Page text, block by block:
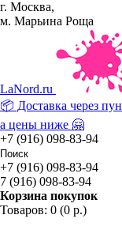
г. Москва,
м. Марьина Роща
LaNord.ru
📦 Доставка через
а цены ниже 🤗
+7 (916) 098-83-94
+7 (916) 098-83-94
7 (916) 098-83-94
Корзина покупок
Товаров: 0 (0 р.)